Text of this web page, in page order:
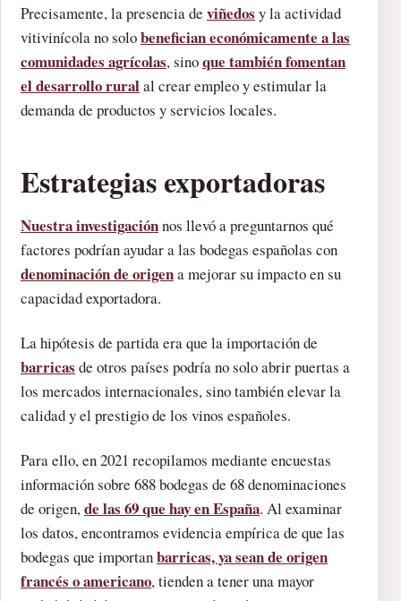
Precisamente, la presencia de viñedos y la actividad
vitivinícola no solobenefician económicamente a las
comunidades agrícolas, sinoque también fomentan
el desarrollo ruralal crear empleo y estimular la
demanda de productos y servicios locales.
Estrategias exportadoras
Nuestra investigaciónnos llevó a preguntarnos qué
factores podrían ayudar a las bodegas españolas con
denominación de origena mejorar su impacto en su
capacidad exportadora.
La hipótesis de partida era que la importación de
barricas de otros países podría no solo abrir puertas a
los mercados internacionales, sino también elevar la
calidad y el prestigio de los vinos españoles.
Para ello, en 2021 recopilamos mediante encuestas
información sobre 688 bodegas de 68 denominaciones
de origen, de las 69 que hay en España. Al examinar
los datos, encontramos evidencia empírica de que las
bodegas que importanbarricas, ya sean de origen
francés o americano, tienden a tener una mayor